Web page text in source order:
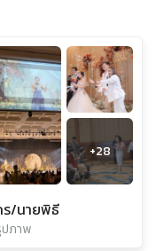
+28
/นายพิธี
ภาพ